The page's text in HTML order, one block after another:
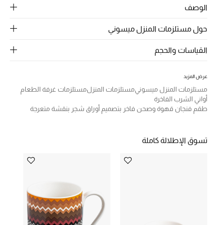
مستلزمات المنزل
المجوهرات
نسوقوا أحدث ما وصلنا
النساء
عرض جميع المنتجات
الوصف
حول مستلزمات المنزل ميسوني
القياسات والحجم
عرض المزيد
مستلزمات المنزل ميسونيمستلزمات المنزلمستلزمات غرفة الطعام
أواني الشرب الفاخرة
طقم فنجان قهوة وصحن فاخر بتصميم أوراق شجر بنقشة متعرجة
تسوق الإطلالة كاملة